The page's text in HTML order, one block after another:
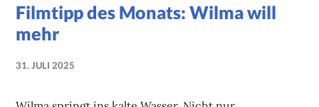
Filmtipp des Monats: Wilma will
mehr
31. JULI 2025